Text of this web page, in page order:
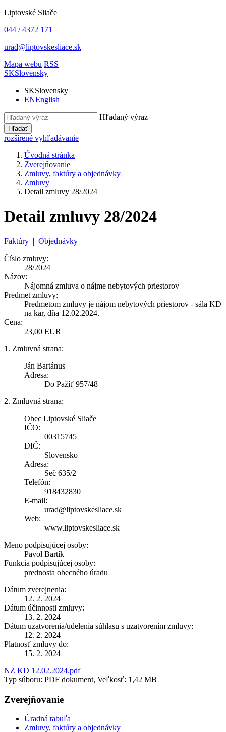
Liptovské Sliače
044 / 4372 171
urad@liptovskesliace.sk
Mapa webu RSS
SKSlovensky
SKSlovensky
ENEnglish
Hľadaný výraz
Hľadať
rozšírené vyhľadávanie
Úvodná stránka
Zverejňovanie
Zmluvy, faktúry a objednávky
Zmluvy
Detail zmluvy 28/2024
Detail zmluvy 28/2024
Faktúry | Objednávky
Číslo zmluvy:
28/2024
Názov:
Nájomná zmluva o nájme nebytových priestorov
Predmet zmluvy:
Predmetom zmluvy je nájom nebytových priestorov - sála KD
na kar, dňa 12.02.2024.
Cena:
23,00 EUR
1. Zmluvná strana:
Ján Bartánus
Adresa:
Do Pažíť 957/48
2. Zmluvná strana:
Obec Liptovské Sliače
IČO:
00315745
DIČ:
Slovensko
Adresa:
Seč 635/2
Telefón:
918432830
E-mail:
urad@liptovskesliace.sk
Web:
www.liptovskesliace.sk
Meno podpisujúcej osoby:
Pavol Bartík
Funkcia podpisujúcej osoby:
prednosta obecného úradu
Dátum zverejnenia:
12. 2. 2024
Dátum účinnosti zmluvy:
13. 2. 2024
Dátum uzatvorenia/udelenia súhlasu s uzatvorením zmluvy:
12. 2. 2024
Platnosť zmluvy do:
15. 2. 2024
NZ KD 12.02.2024.pdf
Typ súboru: PDF dokument, Veľkosť: 1,42 MB
Zverejňovanie
Úradná tabuľa
Zmluvy, faktúry a objednávky